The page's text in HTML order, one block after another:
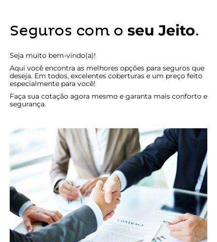
Seguros com o seu Jeito.
Seja muito bem-vindo(a)!
Aqui você encontra as melhores opções para seguros que
deseja. Em todos, excelentes coberturas e um preço feito
especialmente para você!
Faça sua cotação agora mesmo e garanta mais conforto e
segurança.